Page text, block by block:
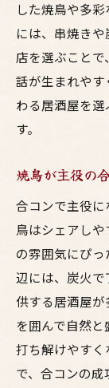
した焼鳥や多
には、串焼き
店を選ぶこと
話が生まれや
わる居酒屋を
す。
焼鳥が主役の
合コンで主役
鳥はシェアし
の雰囲気にぴ
辺には、炭火
供する居酒屋
を囲んで自然
打ち解けやすく
で、合コンの成